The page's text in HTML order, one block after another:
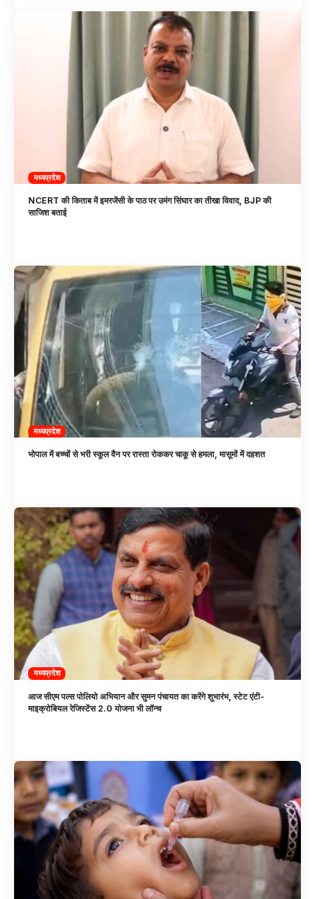
मध्यप्रदेश
NCERT की किताब में इमरजेंसी के पाठ पर उमंग सिंघार का तीखा विवाद, BJP की
साजिश बताई
मध्यप्रदेश
भोपाल में बच्चों से भरी स्कूल वैन पर रास्ता रोककर चाकू से हमला, मासूमों में दहशत
मध्यप्रदेश
आज सीएम पल्स पोलियो अभियान और सुमन पंचायत का करेंगे शुभारंभ, स्टेट एंटी-
माइक्रोबियल रेजिस्टेंस 2.0 योजना भी लॉन्च